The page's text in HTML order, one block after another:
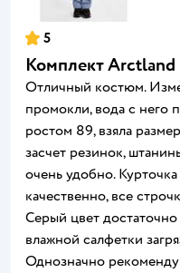
5
Комплект Arctland
Отличный костюм.
промокли, вода с него
ростом 89, взяла
засчет резинок,
очень удобно.
качественно, все
Серый цвет
влажной салфетки
Однозначно